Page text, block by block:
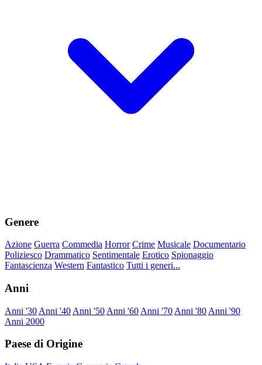
Genere
Azione Guerra Commedia Horror Crime Musicale Documentario
Poliziesco Drammatico Sentimentale Erotico Spionaggio
Fantascienza Western Fantastico Tutti i generi...
Anni
Anni '30 Anni '40 Anni '50 Anni '60 Anni '70 Anni '80 Anni '90
Anni 2000
Paese di Origine